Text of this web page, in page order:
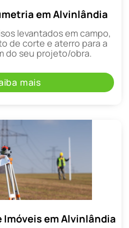
em Alvinlândia
levantados em campo,
de corte e aterro para a
do seu projeto/obra.
mais
Imóveis em Alvinlândia